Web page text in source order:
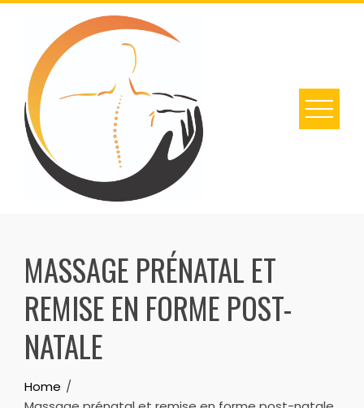
Skip
content
MASSAGE PRÉNATAL ET
REMISE EN FORME POST-
NATALE
Home